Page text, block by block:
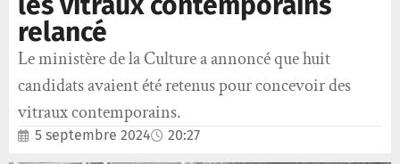
relancé
Le ministère de la Culture a annoncé que huit
candidats avaient été retenus pour concevoir des
vitraux contemporains.
5 septembre 2024 20:27